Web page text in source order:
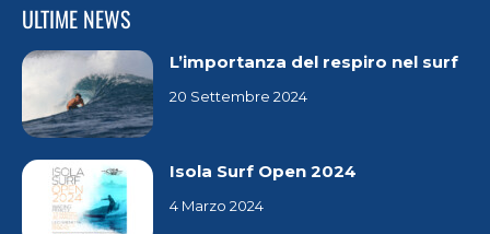
ULTIME NEWS
L’importanza del respiro nel surf
20 Settembre 2024
Isola Surf Open 2024
4 Marzo 2024